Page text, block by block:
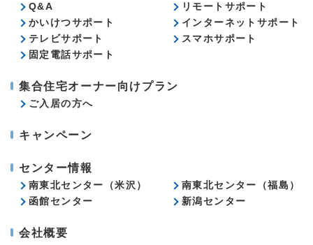
Q&A
リモートサポート
かいけつサポート
インターネットサポート
テレビサポート
スマホサポート
固定電話サポート
集合住宅オーナー向けプラン
ご入居の方へ
キャンペーン
センター情報
南東北センター（米沢）
南東北センター（福島）
函館センター
新潟センター
会社概要